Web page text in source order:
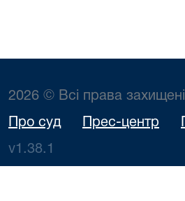
2026 © Всі права захищені
Про суд Прес-центр
v1.38.1